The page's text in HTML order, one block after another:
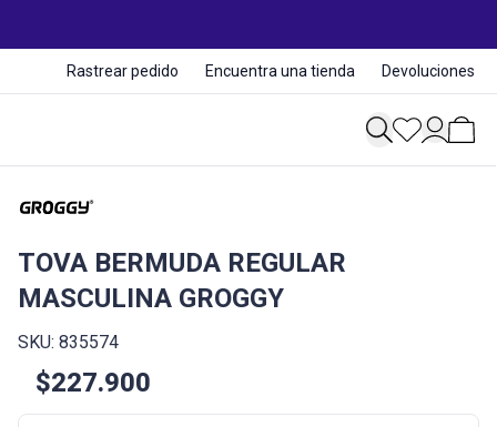
Rastrear pedido Encuentra una tienda Devoluciones
TOVA BERMUDA REGULAR
MASCULINA GROGGY
SKU: 835574
$227.900